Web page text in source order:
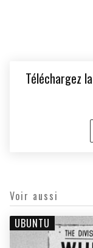
Téléchargez
Voir aussi
UBUNTU